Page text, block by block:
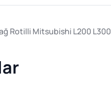
Rotilli Mitsubishi L200 L300